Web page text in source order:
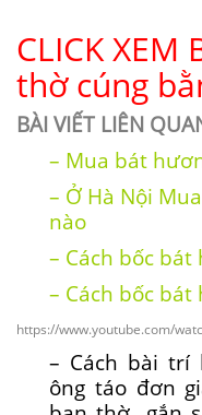
CLICK XEM
thờ cúng
BÀI VIẾT LIÊN
– Mua bát
– Ở Hà Nội
nào
– Cách bốc
– Cách bốc bát
https://www.youtube.com/
– Cách bài trí
ông táo đơn